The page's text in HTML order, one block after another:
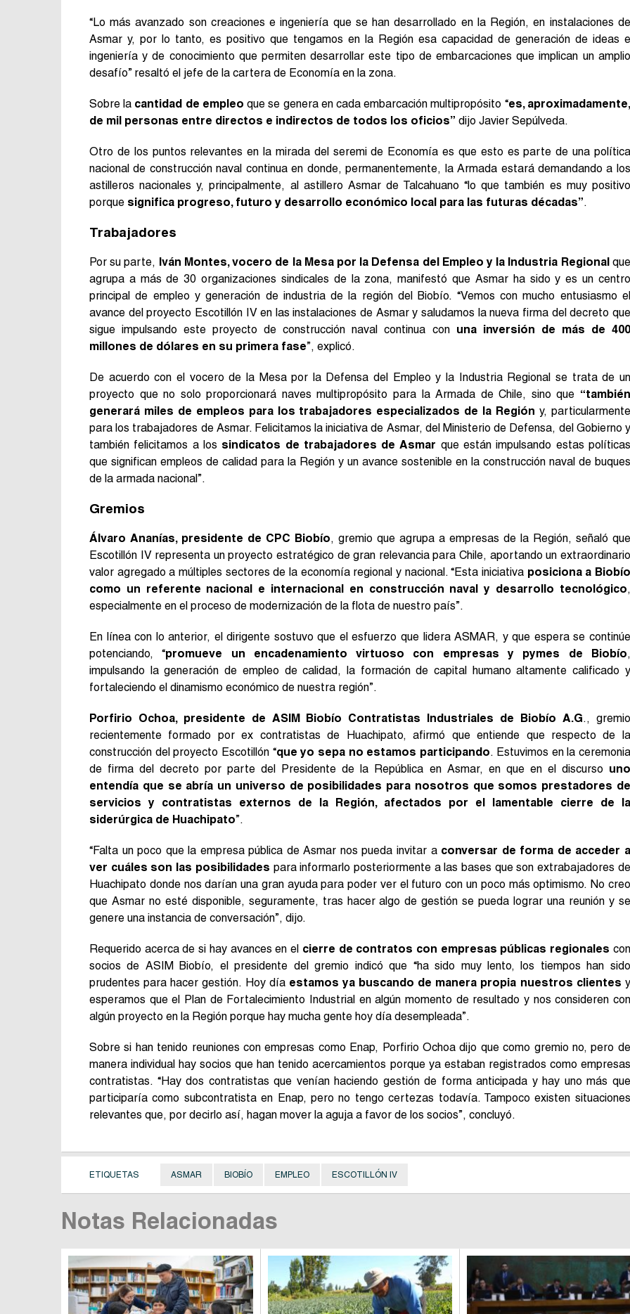
“Lo más avanzado son creaciones e ingeniería que se han desarrollado en la Región, en instalaciones de
Asmar y, por lo tanto, es positivo que tengamos en la Región esa capacidad de generación de ideas e
ingeniería y de conocimiento que permiten desarrollar este tipo de embarcaciones que implican un amplio
desafío” resaltó el jefe de la cartera de Economía en la zona.
Sobre la cantidad de empleo que se genera en cada embarcación multipropósito “es, aproximadamente,
de mil personas entre directos e indirectos de todos los oficios” dijo Javier Sepúlveda.
Otro de los puntos relevantes en la mirada del seremi de Economía es que esto es parte de una política
nacional de construcción naval continua en donde, permanentemente, la Armada estará demandando a los
astilleros nacionales y, principalmente, al astillero Asmar de Talcahuano “lo que también es muy positivo
porque significa progreso, futuro y desarrollo económico local para las futuras décadas”.
Trabajadores
Por su parte, Iván Montes, vocero de la Mesa por la Defensa del Empleo y la Industria Regionalque
agrupa a más de 30 organizaciones sindicales de la zona, manifestó que Asmar ha sido y es un centro
principal de empleo y generación de industria de la región del Biobío. “Vemos con mucho entusiasmo el
avance del proyecto Escotillón IV en las instalaciones de Asmar y saludamos la nueva firma del decreto que
sigue impulsando este proyecto de construcción naval continua con una inversión de más de 400
millones de dólares en su primera fase”, explicó.
De acuerdo con el vocero de la Mesa por la Defensa del Empleo y la Industria Regional se trata de un
proyecto que no solo proporcionará naves multipropósito para la Armada de Chile, sino que “también
generará miles de empleos para los trabajadores especializados de la Región y, particularmente
para los trabajadores de Asmar. Felicitamos la iniciativa de Asmar, del Ministerio de Defensa, del Gobierno y
también felicitamos a los sindicatos de trabajadores de Asmar que están impulsando estas políticas
que significan empleos de calidad para la Región y un avance sostenible en la construcción naval de buques
de la armada nacional”.
Gremios
Álvaro Ananías, presidente de CPC Biobío, gremio que agrupa a empresas de la Región, señaló que
Escotillón IV representa un proyecto estratégico de gran relevancia para Chile, aportando un extraordinario
valor agregado a múltiples sectores de la economía regional y nacional. “Esta iniciativa posiciona a Biobío
como un referente nacional e internacional en construcción naval y desarrollo tecnológico,
especialmente en el proceso de modernización de la flota de nuestro país”.
En línea con lo anterior, el dirigente sostuvo que el esfuerzo que lidera ASMAR, y que espera se continúe
potenciando, “promueve un encadenamiento virtuoso con empresas y pymes de Biobío,
impulsando la generación de empleo de calidad, la formación de capital humano altamente calificado y
fortaleciendo el dinamismo económico de nuestra región”.
Porfirio Ochoa, presidente de ASIM Biobío Contratistas Industriales de Biobío A.G., gremio
recientemente formado por ex contratistas de Huachipato, afirmó que entiende que respecto de la
construcción del proyecto Escotillón “que yo sepa no estamos participando. Estuvimos en la ceremonia
de firma del decreto por parte del Presidente de la República en Asmar, en que en el discurso uno
entendía que se abría un universo de posibilidades para nosotros que somos prestadores de
servicios y contratistas externos de la Región, afectados por el lamentable cierre de la
siderúrgica de Huachipato”.
“Falta un poco que la empresa pública de Asmar nos pueda invitar a conversar de forma de acceder a
ver cuáles son las posibilidades para informarlo posteriormente a las bases que son extrabajadores de
Huachipato donde nos darían una gran ayuda para poder ver el futuro con un poco más optimismo. No creo
que Asmar no esté disponible, seguramente, tras hacer algo de gestión se pueda lograr una reunión y se
genere una instancia de conversación”, dijo.
Requerido acerca de si hay avances en el cierre de contratos con empresas públicas regionales con
socios de ASIM Biobío, el presidente del gremio indicó que “ha sido muy lento, los tiempos han sido
prudentes para hacer gestión. Hoy día estamos ya buscando de manera propia nuestros clientes y
esperamos que el Plan de Fortalecimiento Industrial en algún momento de resultado y nos consideren con
algún proyecto en la Región porque hay mucha gente hoy día desempleada”.
Sobre si han tenido reuniones con empresas como Enap, Porfirio Ochoa dijo que como gremio no, pero de
manera individual hay socios que han tenido acercamientos porque ya estaban registrados como empresas
contratistas. “Hay dos contratistas que venían haciendo gestión de forma anticipada y hay uno más que
participaría como subcontratista en Enap, pero no tengo certezas todavía. Tampoco existen situaciones
relevantes que, por decirlo así, hagan mover la aguja a favor de los socios”, concluyó.
ETIQUETAS ASMAR BIOBÍO EMPLEO ESCOTILLÓN IV
Notas Relacionadas